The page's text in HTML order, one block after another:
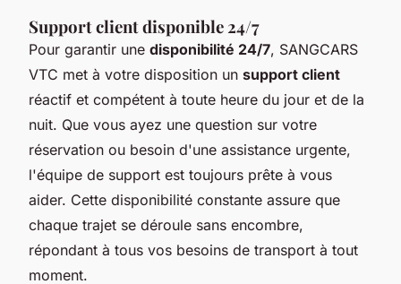
Support client disponible 24/7
Pour garantir une disponibilité 24/7, SANGCARS
VTC met à votre disposition un support client
réactif et compétent à toute heure du jour et de la
nuit. Que vous ayez une question sur votre
réservation ou besoin d'une assistance urgente,
l'équipe de support est toujours prête à vous
aider. Cette disponibilité constante assure que
chaque trajet se déroule sans encombre,
répondant à tous vos besoins de transport à tout
moment.